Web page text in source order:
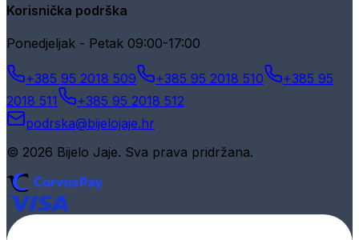
Korisnička podrška
Ponedjeljak - Petak 09:00-17:00
+385 95 2018 509 +385 95 2018 510
+385 95
2018 511
+385 95 2018 512
podrska@bijelojaje.hr
© 2026 Bijelo Jaje. Sva prava pridržana.